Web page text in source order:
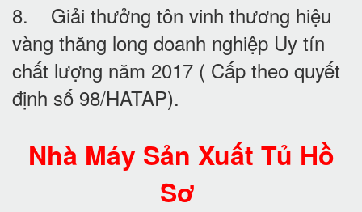
8. Giải thưởng tôn vinh thương hiệu
vàng thăng long doanh nghiệp Uy tín
chất lượng năm 2017 ( Cấp theo quyết
định số 98/HATAP).
Nhà Máy Sản Xuất Tủ Hồ
Sơ